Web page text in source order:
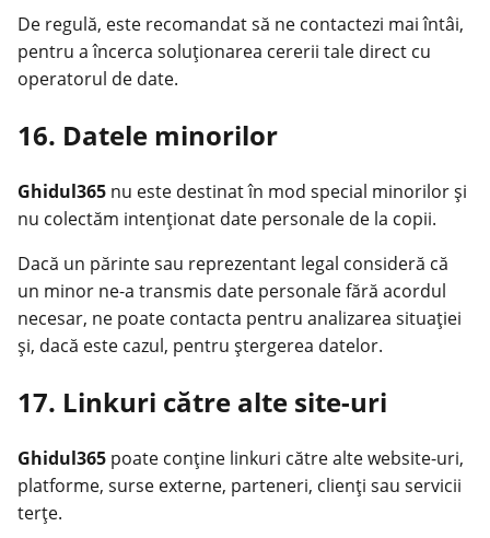
De regulă, este recomandat să ne contactezi mai întâi,
pentru a încerca soluționarea cererii tale direct cu
operatorul de date.
16. Datele minorilor
Ghidul365 nu este destinat în mod special minorilor și
nu colectăm intenționat date personale de la copii.
Dacă un părinte sau reprezentant legal consideră că
un minor ne-a transmis date personale fără acordul
necesar, ne poate contacta pentru analizarea situației
și, dacă este cazul, pentru ștergerea datelor.
17. Linkuri către alte site-uri
Ghidul365 poate conține linkuri către alte website-uri,
platforme, surse externe, parteneri, clienți sau servicii
terțe.